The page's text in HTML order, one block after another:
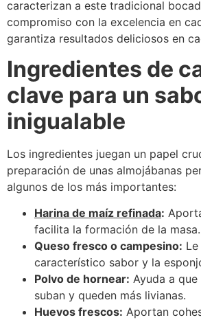
caracterizan a este tradicional
compromiso con la excelencia en
garantiza resultados deliciosos en
Ingredientes de
clave para un
inigualable
Los ingredientes juegan un papel
preparación de unas almojábanas
algunos de los más importantes:
Harina de maíz refinada:
facilita la formación de la masa.
Queso fresco o campesino:
característico sabor y la
Polvo de hornear: Ayuda a
suban y queden más livianas.
Huevos frescos: Aportan